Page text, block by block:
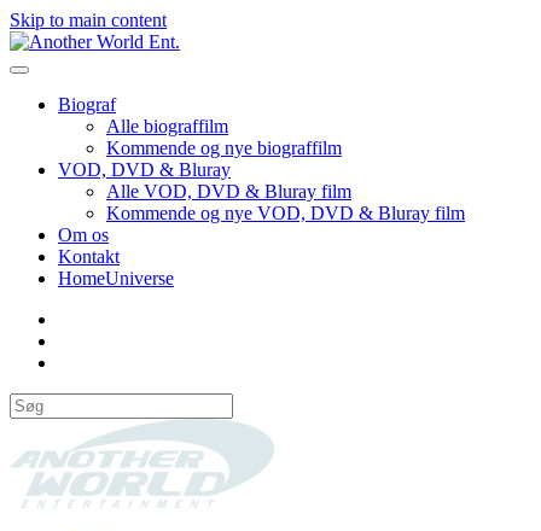
Skip to main content
Biograf
Alle biograffilm
Kommende og nye biograffilm
VOD, DVD & Bluray
Alle VOD, DVD & Bluray film
Kommende og nye VOD, DVD & Bluray film
Om os
Kontakt
HomeUniverse